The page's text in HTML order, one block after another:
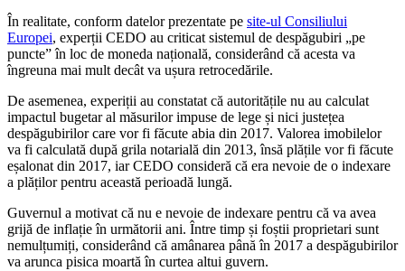
În realitate, conform datelor prezentate pe site-ul Consiliului
Europei, experții CEDO au criticat sistemul de despăgubiri „pe
puncte” în loc de moneda națională, considerând că acesta va
îngreuna mai mult decât va ușura retrocedările.
De asemenea, experiții au constatat că autoritățile nu au calculat
impactul bugetar al măsurilor impuse de lege și nici justețea
despăgubirilor care vor fi făcute abia din 2017. Valorea imobilelor
va fi calculată după grila notarială din 2013, însă plățile vor fi făcute
eșalonat din 2017, iar CEDO consideră că era nevoie de o indexare
a plăților pentru această perioadă lungă.
Guvernul a motivat că nu e nevoie de indexare pentru că va avea
grijă de inflație în următorii ani. Între timp și foștii proprietari sunt
nemulțumiți, considerând că amânarea până în 2017 a despăgubirilor
va arunca pisica moartă în curtea altui guvern.